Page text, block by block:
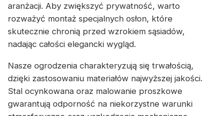
aranżacji. Aby zwiększyć prywatność, warto
rozważyć montaż specjalnych osłon, które
skutecznie chronią przed wzrokiem sąsiadów,
nadając całości elegancki wygląd.
Nasze ogrodzenia charakteryzują się trwałością,
dzięki zastosowaniu materiałów najwyższej jakości.
Stal ocynkowana oraz malowanie proszkowe
gwarantują odporność na niekorzystne warunki